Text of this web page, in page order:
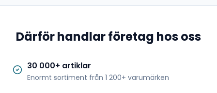
Därför handlar företag hos oss
30 000+ artiklar
Enormt sortiment från 1 200+ varumärken